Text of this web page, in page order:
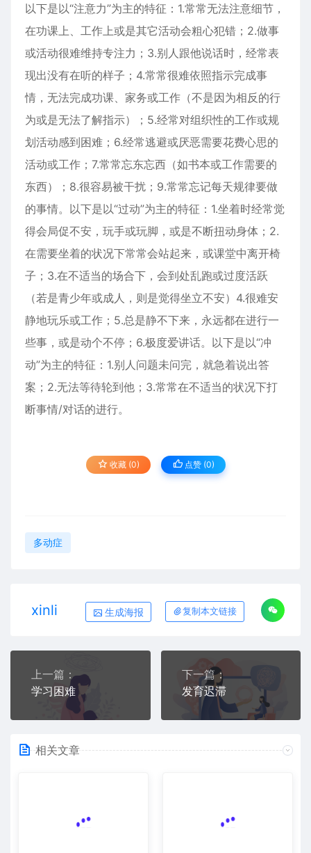
以下是以“注意力”为主的特征：1.常常无法注意细节，
在功课上、工作上或是其它活动会粗心犯错；2.做事
或活动很难维持专注力；3.别人跟他说话时，经常表
现出没有在听的样子；4.常常很难依照指示完成事
情，无法完成功课、家务或工作（不是因为相反的行
为或是无法了解指示）；5.经常对组织性的工作或规
划活动感到困难；6.经常逃避或厌恶需要花费心思的
活动或工作；7.常常忘东忘西（如书本或工作需要的
东西）；8.很容易被干扰；9.常常忘记每天规律要做
的事情。以下是以“过动”为主的特征：1.坐着时经常觉
得会局促不安，玩手或玩脚，或是不断扭动身体；2.
在需要坐着的状况下常常会站起来，或课堂中离开椅
子；3.在不适当的场合下，会到处乱跑或过度活跃
（若是青少年或成人，则是觉得坐立不安）4.很难安
静地玩乐或工作；5.总是静不下来，永远都在进行一
些事，或是动个不停；6.极度爱讲话。以下是以“冲
动”为主的特征：1.别人问题未问完，就急着说出答
案；2.无法等待轮到他；3.常常在不适当的状况下打
断事情/对话的进行。
收藏 (0) 点赞 (0)
多动症
xinli 生成海报 复制本文链接
上一篇：
学习困难
下一篇：
发育迟滞
相关文章